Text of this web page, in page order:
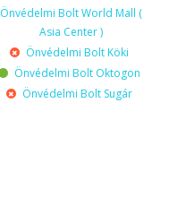
Önvédelmi Bolt World Mall (
Asia Center )
Önvédelmi Bolt Köki
Önvédelmi Bolt Oktogon
Önvédelmi Bolt Sugár